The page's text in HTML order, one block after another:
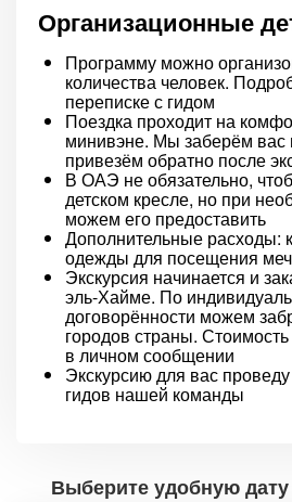
Организационные
Программу можно
количества человек.
переписке с гидом
Поездка проходит на
минивэне. Мы заберём вас
привезём обратно после
В ОАЭ не обязательно,
детском кресле, но при
можем его предоставить
Дополнительные расходы:
одежды для посещения
Экскурсия начинается и
эль-Хайме. По
договорённости можем
городов страны.
в личном сообщении
Экскурсию для вас
гидов нашей команды
Выберите удобную